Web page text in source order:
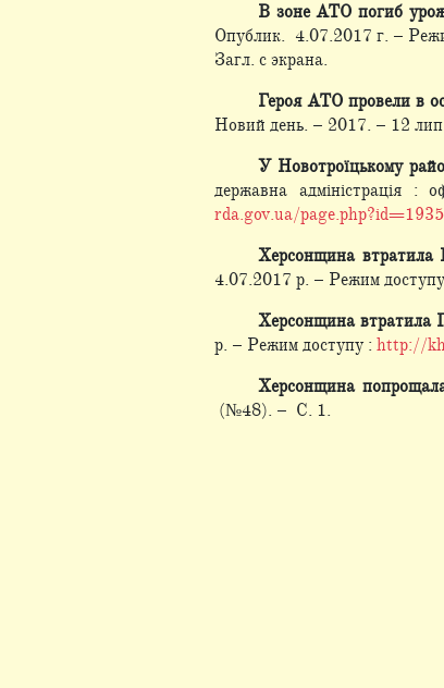
В зоне АТО погиб
Опублик. 4.07.2017 г. –
Загл. с экрана.
Героя АТО провели в
Новий день. – 2017. – 12
У Новотроїцькому
державна
rda.gov.ua/page.php?id=1935
Херсонщина втратила
4.07.2017 р. – Режим
Херсонщина втратила
р. – Режим доступу : http://
Херсонщина
(№48). – С. 1.